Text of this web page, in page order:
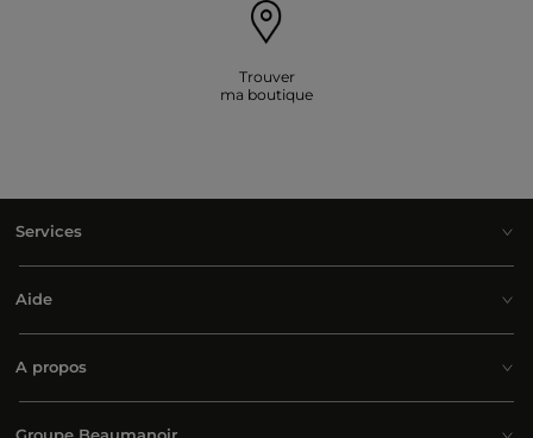
Trouver
ma boutique
Services
Aide
A propos
Groupe Beaumanoir